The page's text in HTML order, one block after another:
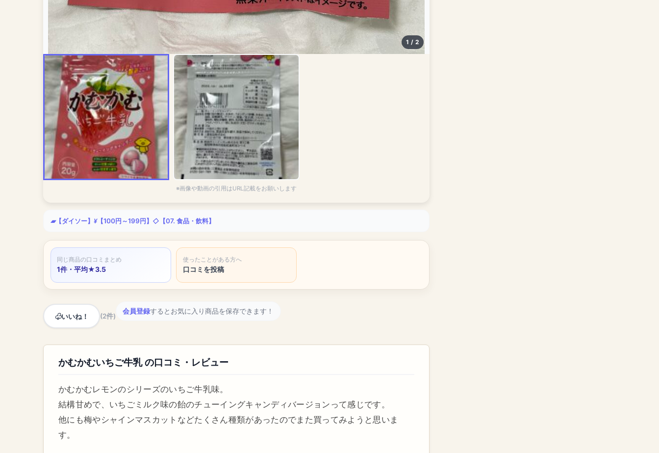
100kinlab.jp
1 / 2
※画像や動画の引用はURL記載をお願いします
【ダイソー】 【100円～199円】 【07. 食品・飲料】
同じ商品の口コミまとめ
1件・平均★3.5
使ったことがある方へ
口コミを投稿
いいね！ (2件)
会員登録するとお気に入り商品を保存できます！
かむかむいちご牛乳 の口コミ・レビュー
かむかむレモンのシリーズのいちご牛乳味。
結構甘めで、いちごミルク味の飴のチューイングキャンディバージョンって感じです。
他にも梅やシャインマスカットなどたくさん種類があったのでまた買ってみようと思いま
す。